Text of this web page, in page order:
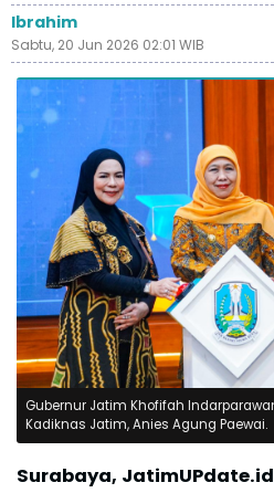
Ibrahim
Sabtu, 20 Jun 2026 02:01 WIB
Gubernur Jatim Khofifah
Kadiknas Jatim, Anies Agung Paewai.
Surabaya, JatimUPdate.id